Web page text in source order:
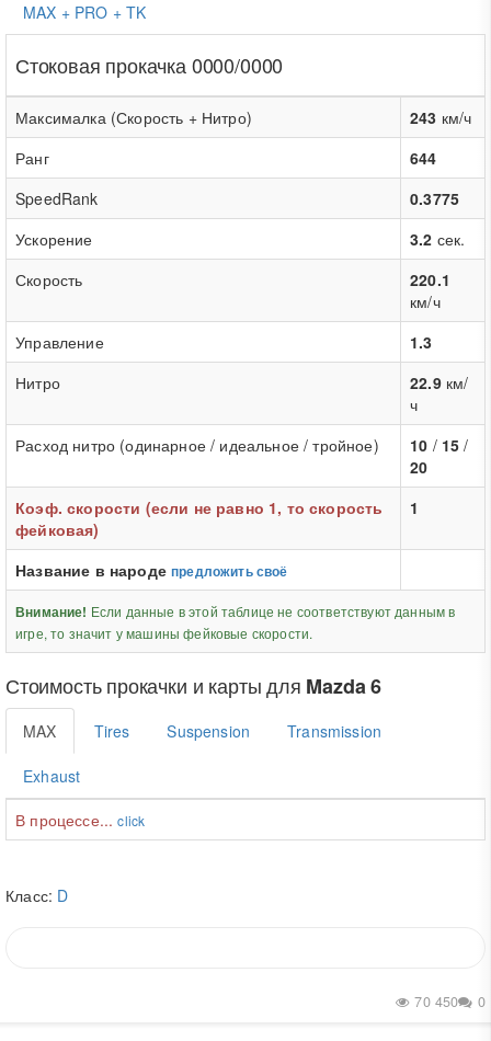
MAX + PRO + TK
Стоковая прокачка 0000/0000
Максималка (Скорость + Нитро) 243 км/ч
Ранг
644
SpeedRank
0.3775
Ускорение
3.2 сек.
Скорость
220.1
км/ч
Управление
1.3
Нитро
22.9км/
ч
Расход нитро (одинарное / идеальное / тройное)
10 / 15 /
20
Коэф. скорости (если не равно 1, то скорость
фейковая)
1
Название в народепредложить своё
Внимание! Если данные в этой таблице не соответствуют данным в
игре, то значит у машины фейковые скорости.
Стоимость прокачки и карты для Mazda 6
MAX Tires Suspension Transmission
Exhaust
В процессе...click
Класс: D
0
70 450